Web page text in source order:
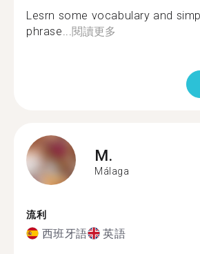
Lesrn some vocabulary and
phrase...閱讀更多
M.
Málaga
流利
西班牙語 英語